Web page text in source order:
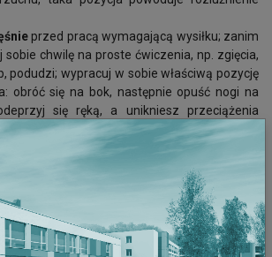
przed pracą wymagającą wysiłku; zanim
sobie chwilę na proste ćwiczenia, np. zgięcia,
podudzi; wypracuj w sobie właściwą pozycję
obróć się na bok, następnie opuść nogi na
się ręką, a unikniesz przeciążenia
kręgosłupa.
na ugiętych nogach
stresu
– może powodować napięcie
i ból.
lub drabinę – zanim sięgniesz do
lub szafki.